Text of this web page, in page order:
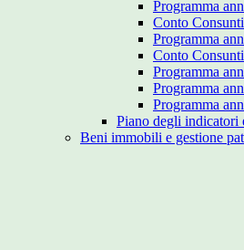
Programma
Conto
Programma
Conto
Programma
Programma
Programma
Piano degli indicatori
Beni immobili e gestione